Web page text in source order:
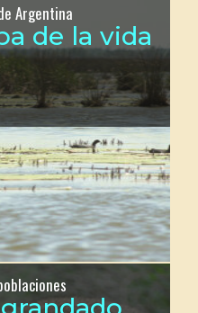
Argentina
de la vida